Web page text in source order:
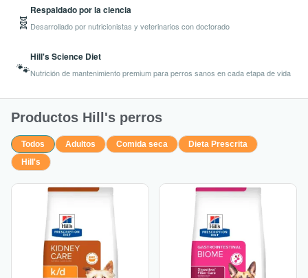
🧬
Respaldado por la ciencia
Desarrollado por nutricionistas y veterinarios con doctorado
🐾
Hill's Science Diet
Nutrición de mantenimiento premium para perros sanos en cada etapa de vida
Productos Hill's perros
Todos Adultos Comida seca
Dieta Prescrita
Hill's
Rango
S/218.00
hasta
S/422.00
Este
múltiples
variantes.
Rango
S/211.00
hasta
S/414.00
Este
múltiples
variantes.